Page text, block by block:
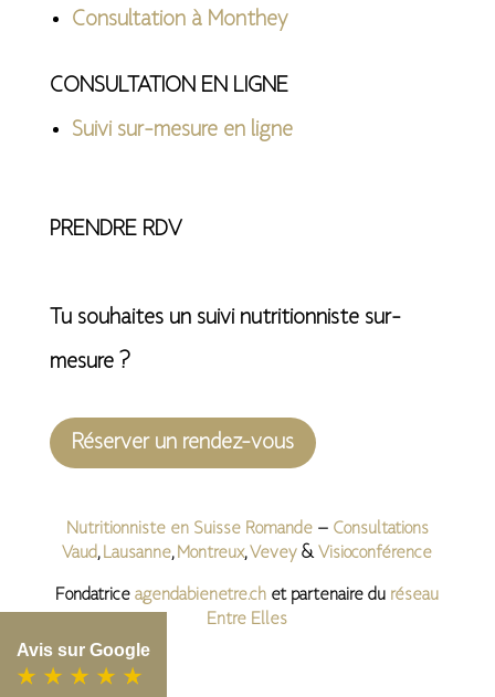
Consultation à Monthey
CONSULTATION EN LIGNE
Suivi sur-mesure en ligne
PRENDRE RDV
Tu souhaites un suivi nutritionniste sur-
mesure ?
Réserver un rendez-vous
Nutritionniste en Suisse Romande– Consultations
Vaud, Lausanne, Montreux,Vevey& Visioconférence
Fondatriceagendabienetre.ch et partenaire du réseau
Entre Elles
Avis sur Google